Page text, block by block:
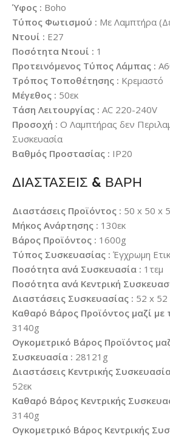
Ύφος : Boho
Τύπος Φωτισμού : Με Λαμπτήρα
Ντουί : E27
Ποσότητα Ντουί : 1
Προτεινόμενος Τύπος Λάμπας :
Τρόπος Τοποθέτησης : Κρεμαστό
Μέγεθος : 50εκ
Τάση Λειτουργίας : AC 220-240V
Προσοχή : Ο Λαμπτήρας δεν
Συσκευασία
Βαθμός Προστασίας : IP20
ΔΙΑΣΤΑΣΕΙΣ & ΒΑΡΗ
Διαστάσεις Προϊόντος : 50 x 50 x
Μήκος Ανάρτησης : 130εκ
Βάρος Προϊόντος : 1600g
Τύπος Συσκευασίας : Έγχρωμη
Ποσότητα ανά Συσκευασία : 1τεμ
Ποσότητα ανά Κεντρική
Διαστάσεις Συσκευασίας : 52 x 52
Καθαρό Βάρος Προϊόντος μαζί με
3140g
Ογκομετρικό Βάρος Προϊόντος
Συσκευασία : 28121g
Διαστάσεις Κεντρικής
52εκ
Καθαρό Βάρος Κεντρικής
3140g
Ογκομετρικό Βάρος Κεντρικής